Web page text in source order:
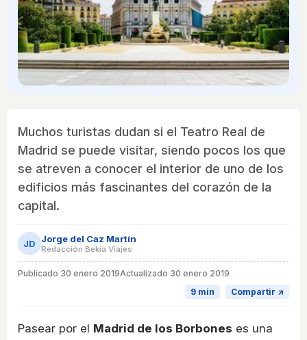
Muchos turistas dudan si el Teatro Real de
Madrid se puede visitar, siendo pocos los que
se atreven a conocer el interior de uno de los
edificios más fascinantes del corazón de la
capital.
JD Jorge del Caz Martín
Redacción Bekia Viajes
Publicado 30 enero 2019Actualizado 30 enero 2019
9 min
Compartir ↗
Pasear por el Madrid de los Borbones es una